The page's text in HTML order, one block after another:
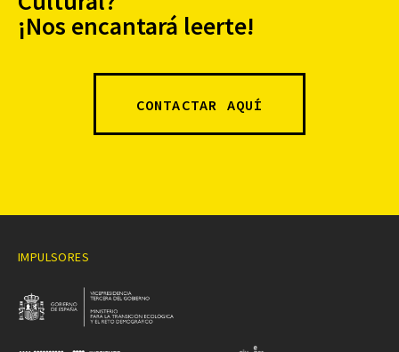
¡Nos encantará leerte!
CONTACTAR AQUÍ
IMPULSORES